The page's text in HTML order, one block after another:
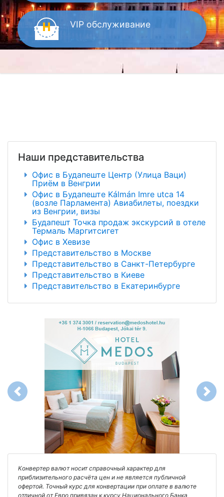
VIP обслуживание
Наши представительства
Офис в Будапеште Центр (Улица Ваци)
Приём в Венгрии
Офис в Будапеште Kálmán Imre utca 14
(возле Парламента) Авиабилеты, поездки
из Венгрии, визы
Будапешт Точка продаж экскурсий в отеле
Термаль Маргитсигет
Офис в Хевизе
Представительство в Москве
Представительство в Санкт-Петербурге
Представительство в Киеве
Представительство в Екатеринбурге
Previous Next
Конвертер валют носит справочный характер для
приблизительного расчёта цен и не является публичной
офертой. Точный курс для конвертации при оплате в валюте
отличной от Евро привязан к курсу Национального Банка